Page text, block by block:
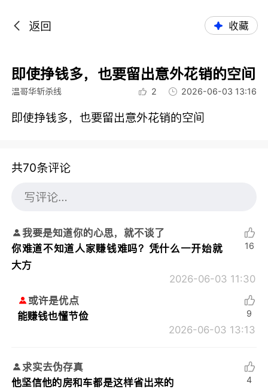
返回 收藏
即使挣钱多，也要留出意外花销的空间
温哥华斩杀线 2 2026-06-03 13:16
即使挣钱多，也要留出意外花销的空间
共70条评论
我要是知道你的心思，就不谈了
你难道不知道人家赚钱难吗？凭什么一开始就
大方
2026-06-03 11:30
16
或许是优点
能赚钱也懂节俭
2026-06-03 13:13
9
求实去伪存真
他坚信他的房和车都是这样省出来的
4